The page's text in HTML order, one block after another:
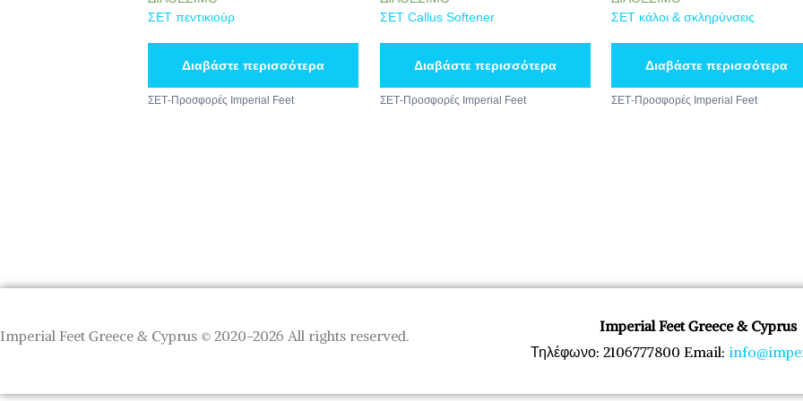
ΣΕΤ πεντικιούρ
Διαβάστε περισσότερα
ΣΕΤ-Προσφορές Imperial Feet
ΣΕΤ Callus Softener
Διαβάστε περισσότερα
ΣΕΤ-Προσφορές Imperial Feet
ΣΕΤ κάλοι & σκληρύνσεις
Διαβάστε περισσότερα
ΣΕΤ-Προσφορές Imperial Feet
Imperial Feet Greece & Cyprus © 2020-2026 All rights reserved.
Imperial Feet Greece & Cyprus
Τηλέφωνο: 2106777800 Email: